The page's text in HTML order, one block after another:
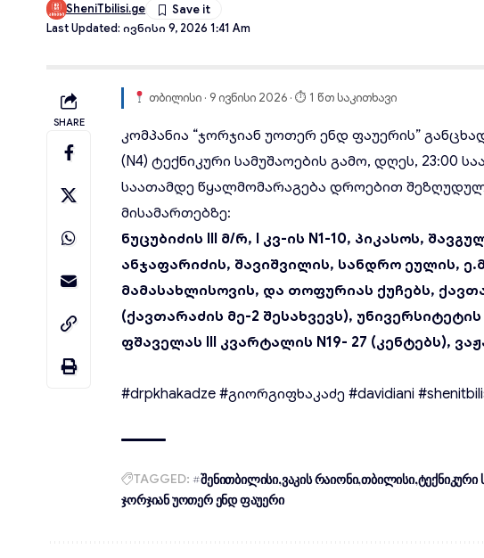
Last Updated: Ივნისი 9, 2026 1:41 Am
SheniTbilisi.ge
SHARE
თბილისი · 9 ივნისი 2026 · ⏱ 1 წთ საკითხავი
კომპანია “ჯორჯიან უოთერ ენდ ფაუერის”
(N4) ტექნიკური სამუშაოების გამო, დღეს, 23:00
საათამდე წყალმომარაგება დროებით
მისამართებზე:
ნუცუბიძის III მ/რ, I კვ-ის N1-10, პიკასოს,
ანჯაფარიძის, შავიშვილის, სანდრო ეულის,
მამასახლისოვის, და თოფურიას ქუჩებს,
(ქავთარაძის მე-2 შესახვევს), უნივერსიტეტის
ფშაველას III კვარტალის N19- 27 (კენტებს),
#drpkhakadze #გიორგიფხაკაძე #davidiani
TAGGED: #შენითბილისი ვაკის რაიონი თბილისი ტექნიკური
ჯორჯიან უოთერ ენდ ფაუერი